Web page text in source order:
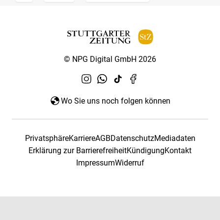
© NPG Digital GmbH 2026
Wo Sie uns noch folgen können
PrivatsphäreKarriereAGBDatenschutzMediadaten
Erklärung zur BarrierefreiheitKündigungKontakt
ImpressumWiderruf